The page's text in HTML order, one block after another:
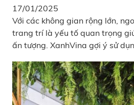
17/01/2025
Với các không gian rộng lớn,
trang trí là yếu tố quan trọng
ấn tượng. XanhVina gợi ý sử
sống hoặc không gian kinh
tưởng, các mẫu cây giả này
phòng khách rộng, sảnh khách